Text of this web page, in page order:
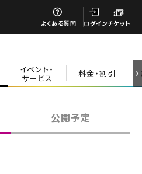
よくある質問 ログインチケット
イベント・
サービス 料金・割引
公開予定
閉じる
閉じる